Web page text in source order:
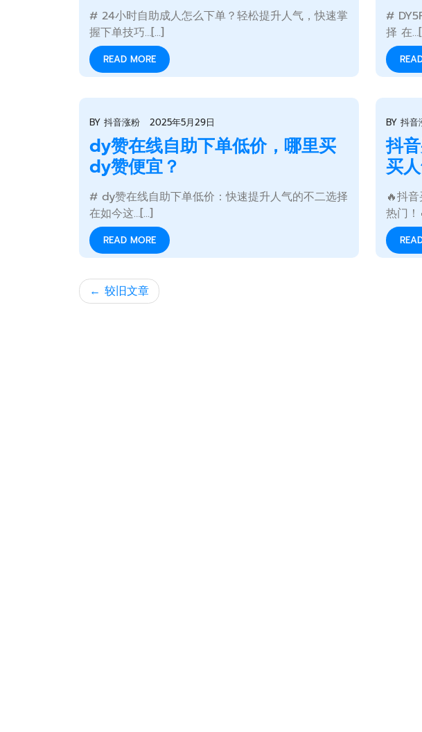
# 24小时自助成人怎么下单？轻松提升人气，快速掌
握下单技巧…[...]
READ MORE
#
择 在
BY 抖音涨粉 2025年5月29日
dy赞在线自助下单低价，哪里买
dy赞便宜？
# dy赞在线自助下单低价：快速提升人气的不二选择
在如今这…[...]
READ MORE
BY 抖音
抖
买
🔥抖
热门！
文 较旧文章